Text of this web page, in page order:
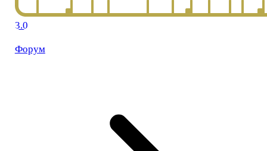
3.0
Форум